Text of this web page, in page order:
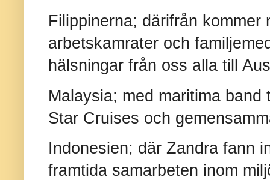
Filippinerna; därifrån kommer
arbetskamrater och
hälsningar från oss alla till
Malaysia; med maritima
Star Cruises och
Indonesien; där Zandra fann
framtida samarbeten inom